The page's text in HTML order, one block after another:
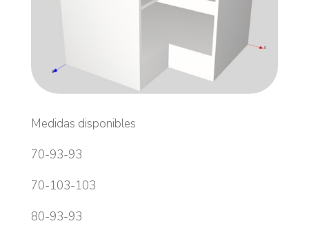
Medidas disponibles
70-93-93
70-103-103
80-93-93